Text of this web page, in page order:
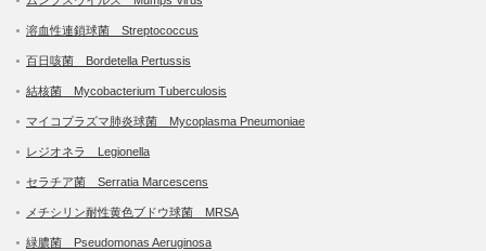
溶血性連鎖球菌 Streptococcus
百日咳菌 Bordetella Pertussis
結核菌 Mycobacterium Tuberculosis
マイコプラズマ肺炎球菌 Mycoplasma Pneumoniae
レジオネラ Legionella
セラチア菌 Serratia Marcescens
メチシリン耐性黄色ブドウ球菌 MRSA
緑膿菌 Pseudomonas Aeruginosa